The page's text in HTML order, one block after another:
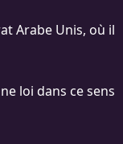
Arabe Unis, où il
loi dans ce sens